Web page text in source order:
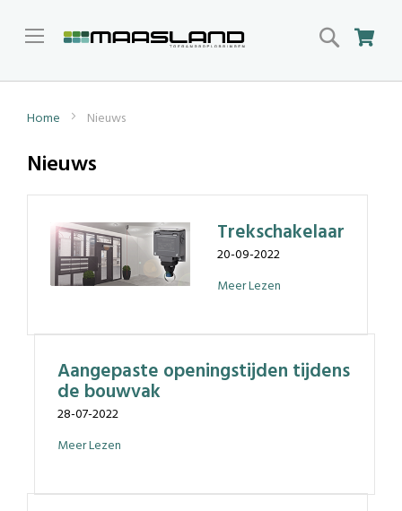
Search
Home Nieuws
Nieuws
Trekschakelaar
20-09-2022
Meer Lezen
Aangepaste openingstijden tijdens
de bouwvak
28-07-2022
Meer Lezen